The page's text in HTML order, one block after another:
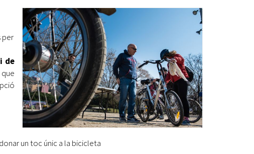
Ètica i Integritat
Retiment de Comptes
Accés a Informació Pública
Dades Obertes
Catàleg de Serveis i Tràmits
Entitats
Equipaments
Mercats Municipals
Webs Municipals
per
de
un toc únic a la bicicleta